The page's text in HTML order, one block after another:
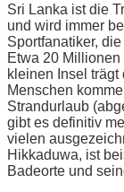
Sri Lanka ist die
und wird immer
Sportfanatiker,
Etwa 20
kleinen Insel
Menschen
Strandurlaub
gibt es definitiv
vielen
Hikkaduwa, ist
Badeorte und